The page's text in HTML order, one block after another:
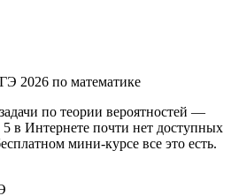
2026 по математике
по теории вероятностей —
Интернете почти нет доступных
мини-курсе все это есть.